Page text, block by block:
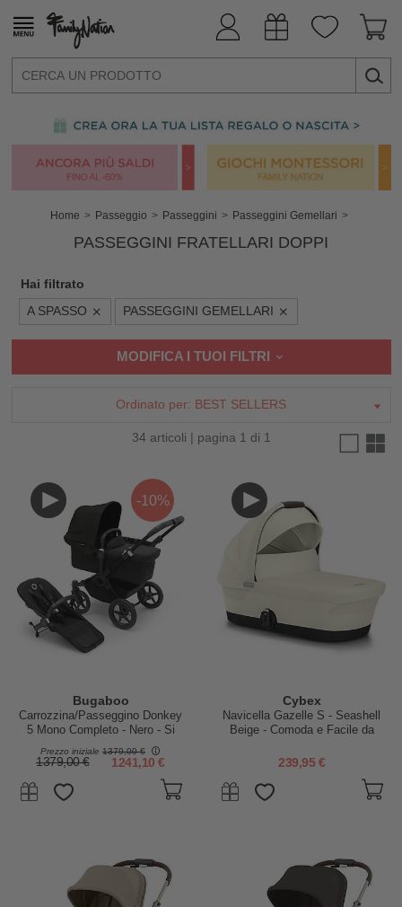
Home Passeggio Passeggini Passeggini Gemellari
PASSEGGINI FRATELLARI DOPPI
Hai filtrato
A SPASSO PASSEGGINI GEMELLARI
MODIFICA I TUOI FILTRI
Ordinato per: BEST SELLERS
34 articoli | pagina 1 di 1
-10%
Bugaboo
Carrozzina/Passeggino Donkey
5 Mono Completo - Nero - Si
Converte in Gemellare in Soli 3
Click!
Prezzo iniziale 1379,00 €
1379,00 € 1241,10 €
Cybex
Navicella Gazelle S - Seashell
Beige - Comoda e Facile da
239,95 €